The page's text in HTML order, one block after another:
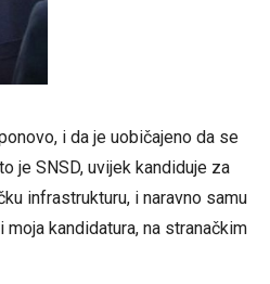
i da je uobičajeno da se
je SNSD, uvijek kandiduje za
infrastrukturu, i naravno samu
kandidatura, na stranačkim